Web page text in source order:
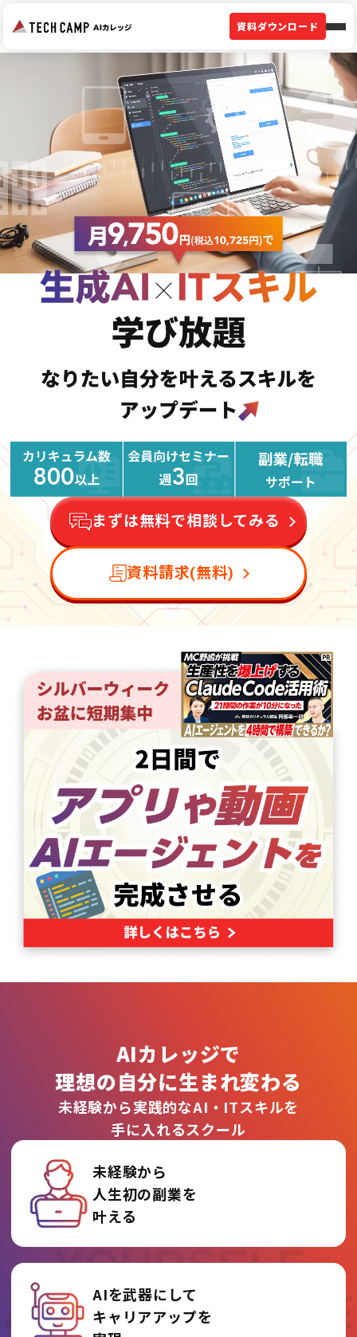
資料ダウンロード
まずは無料で相談してみる
資料請求(無料)
REINVENT
YOURSELF
AT AI COLLEGE
AIカレッジで
理想の自分に生まれ変わる
未経験から実践的なAI・ITスキルを
手に入れるスクール
未経験から
人生初の副業を
叶える
AIを武器にして
キャリアアップを